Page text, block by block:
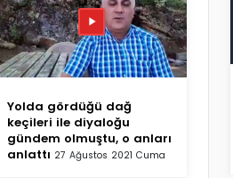
Yolda gördüğü dağ
keçileri ile diyaloğu
gündem olmuştu, o anları
anlattı 27 Ağustos 2021 Cuma